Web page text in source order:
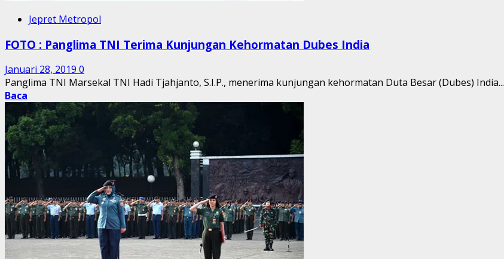
Jepret Metropol
FOTO : Panglima TNI Terima Kunjungan Kehormatan Dubes India
Januari 28, 2019 0
Panglima TNI Marsekal TNI Hadi Tjahjanto, S.I.P., menerima kunjungan kehormatan Duta Besar (Dubes) India...
Baca